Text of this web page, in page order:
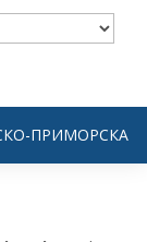
ПРИМОРСКА